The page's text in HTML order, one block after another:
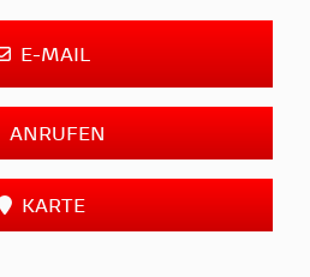
E-MAIL
ANRUFEN
KARTE